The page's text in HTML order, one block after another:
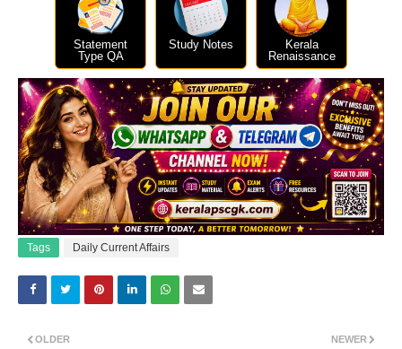
Statement
Type QA
Study Notes
Kerala
Renaissance
Tags Daily Current Affairs
NEWER
OLDER